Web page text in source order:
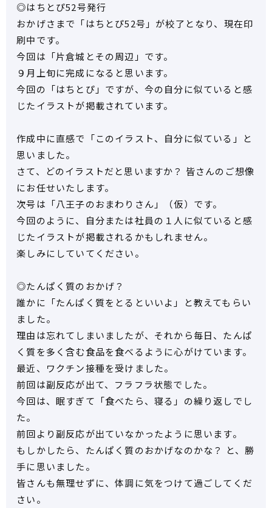
◎はちとぴ52号発行
おかげさまで「はちとぴ52号」が校了となり、現在印
刷中です。
今回は「片倉城とその周辺」です。
９月上旬に完成になると思います。
今回の「はちとぴ」ですが、今の自分に似ていると感
じたイラストが掲載されています。
作成中に直感で「このイラスト、自分に似ている」と
思いました。
さて、どのイラストだと思いますか？ 皆さんのご想像
にお任せいたします。
次号は「八王子のおまわりさん」（仮）です。
今回のように、自分または社員の１人に似ていると感
じたイラストが掲載されるかもしれません。
楽しみにしていてください。
◎たんぱく質のおかげ？
誰かに「たんぱく質をとるといいよ」と教えてもらい
ました。
理由は忘れてしまいましたが、それから毎日、たんぱ
く質を多く含む食品を食べるように心がけています。
最近、ワクチン接種を受けました。
前回は副反応が出て、フラフラ状態でした。
今回は、眠すぎて「食べたら、寝る」の繰り返しでし
た。
前回より副反応が出ていなかったように思います。
もしかしたら、たんぱく質のおかげなのかな？ と、勝
手に思いました。
皆さんも無理せずに、体調に気をつけて過ごしてくだ
さい。